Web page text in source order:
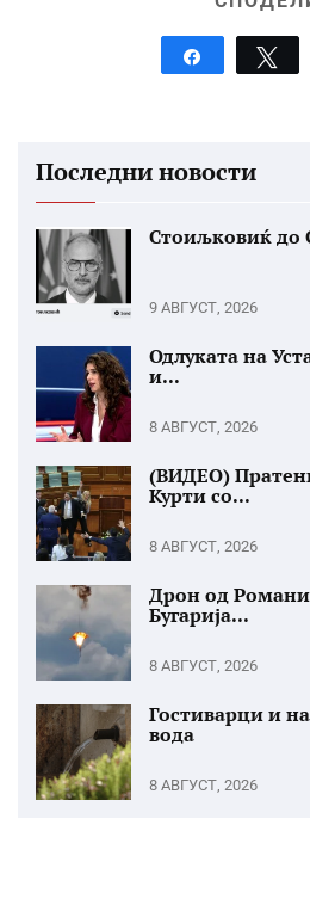
Последни новости
Стоиљковиќ
9 АВГУСТ, 2026
Одлуката на
и...
8 АВГУСТ, 2026
(ВИДЕО)
Курти со...
8 АВГУСТ, 2026
Дрон од
Бугарија...
8 АВГУСТ, 2026
Гостиварци и
вода
8 АВГУСТ, 2026